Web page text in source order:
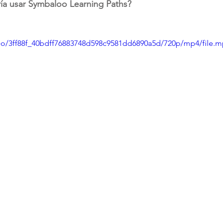
usar Symbaloo Learning Paths?
720p/mp4/